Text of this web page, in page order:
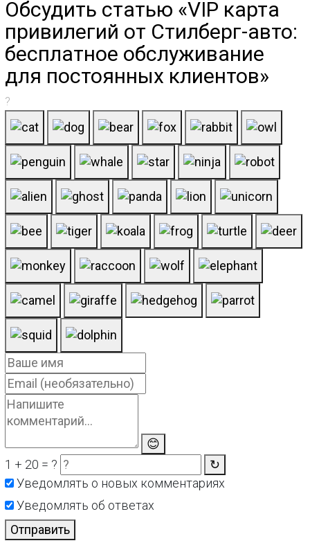
Обсудить статью «VIP карта
привилегий от Стилберг-авто:
бесплатное обслуживание
для постоянных клиентов»
?
😊
1 + 20 = ?
↻
Уведомлять о новых комментариях
Уведомлять об ответах
Отправить